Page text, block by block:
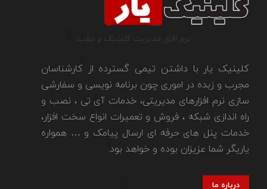
کلینیک یار با داشتن تیمی گسترده از کارشناسان
مجرب و زبده در اموری چون برنامه نویسی و سفارشی
سازی نرم افزارهای مدیریتی، خدمات آی تی ، نصب و
راه اندازی شبکه ، فروش و تعمیرات انواع سخت افزار،
خدمات پنل های حرفه ای ارسال پیامک و … همواره
یاریگر شما عزیزان بوده و خواهد بود.
درباره ما